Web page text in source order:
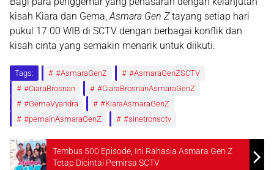
kisah Kiara dan Gema, Asmara Gen Ztayang setiap hari
pukul 17.00 WIB di SCTV dengan berbagai konflik dan
kisah cinta yang semakin menarik untuk diikuti.
Tags: #AsmaraGenZ
#AsmaraGenZSCTV
#CiaraBrosnan
#CiaraBrosnanAsmaraGenZ
#GemaVyandra
#KiaraAsmaraGenZ
#pemainAsmaraGenZ
#sinetronsctv
Tembus 500 Episode, Ini Rahasia Asmara Gen Z
Tetap Dicintai Pemirsa SCTV